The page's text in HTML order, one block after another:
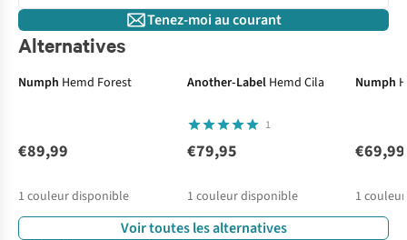
Tenez-moi au courant
Alternatives
Numph Hemd Forest
€89,99
1 couleur disponible
Another-Label Hemd Cila
1
€79,95
1 couleur disponible
Numph
€69,99
1
Voir toutes les alternatives